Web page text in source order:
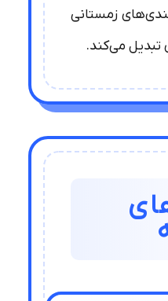
زمستانی
می‌کند.